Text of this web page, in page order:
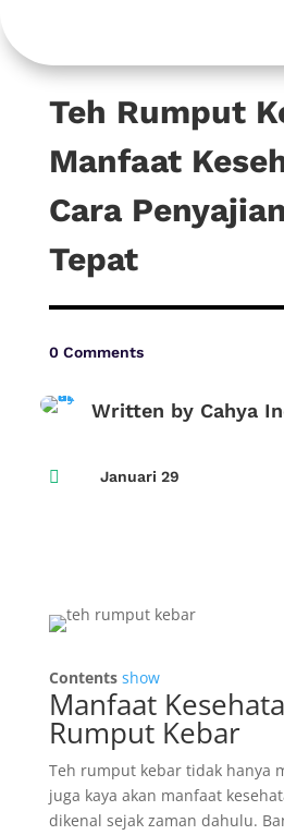
Teh Rumput
Manfaat
Cara
Tepat
0 Comments
Written by Cahya
 Januari 29
Contents show
Manfaat
Rumput Kebar
Teh rumput kebar tidak hanya
juga kaya akan manfaat
dikenal sejak zaman dahulu.